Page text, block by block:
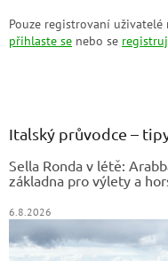
Pouze registrovaní
přihlaste se nebo se
Italský průvodce –
Sella Ronda v létě:
základna pro výlety a
6.8.2026